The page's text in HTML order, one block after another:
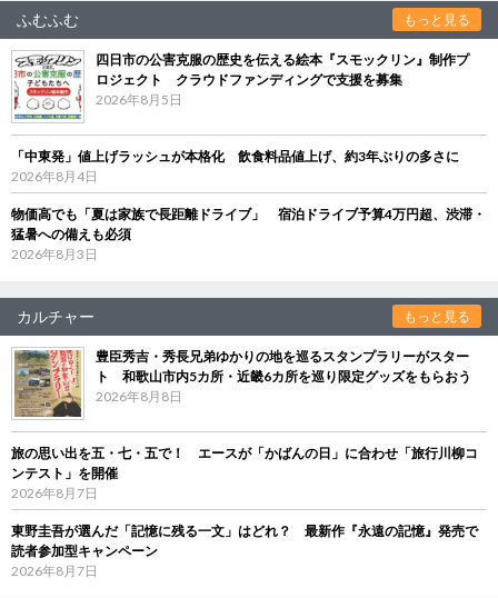
ふむふむ もっと見る
四日市の公害克服の歴史を伝える絵本『スモックリン』制作プ
ロジェクト クラウドファンディングで支援を募集
2026年8月5日
「中東発」値上げラッシュが本格化 飲食料品値上げ、約3年ぶりの多さに
2026年8月4日
物価高でも「夏は家族で長距離ドライブ」 宿泊ドライブ予算4万円超、渋滞・
猛暑への備えも必須
2026年8月3日
カルチャー もっと見る
豊臣秀吉・秀長兄弟ゆかりの地を巡るスタンプラリーがスター
ト 和歌山市内5カ所・近畿6カ所を巡り限定グッズをもらおう
2026年8月8日
旅の思い出を五・七・五で！ エースが「かばんの日」に合わせ「旅行川柳コ
ンテスト」を開催
2026年8月7日
東野圭吾が選んだ「記憶に残る一文」はどれ？ 最新作『永遠の記憶』発売で
読者参加型キャンペーン
2026年8月7日